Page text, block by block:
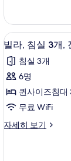
수
영
장
전
망
사
진
모
라,
침
실
개,
수
장
전
자
실에서 보이는 전망
빌
라,
침
실
3
개,
전
26
빌라, 침실 3개,
침실 3개
6명
퀸사이즈침대
무료 WiFi
자세히 보기
빌